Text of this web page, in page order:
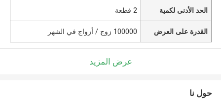
الحد الأدنى لكمية 2 قطعة
القدرة على العرض 100000 زوج / أزواج في الشهر
عرض المزيد
حول نا